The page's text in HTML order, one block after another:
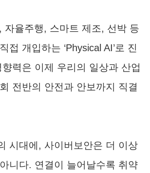
자율주행, 스마트 제조, 선박 등
접 개입하는 ‘Physical AI’로 진
력은 이제 우리의 일상과 산업
전반의 안전과 안보까지 직결
시대에, 사이버보안은 더 이상
니다. 연결이 늘어날수록 취약